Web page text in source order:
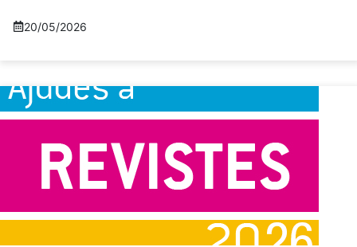
20/05/2026